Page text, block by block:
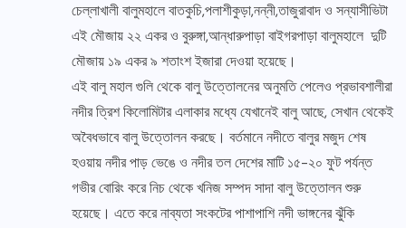
চেল্লাখালী বালুমহালে বাতকুচি,পলাশীকুড়া,নন্নী,তাজুরাবাদ ও সন্যাসীভিটা
এই মৌজায় ২২ একর ও বুরুঙ্গা,আন্ধারুপাড়া বাইগরপাড়া বালুমহালে দুটি
মৌজায় ১৯ একর ৯ শতাংশ ইজারা দেওয়া হয়েছে।
এই বালু মহাল গুলি থেকে বালু উত্তোলনের অনুমতি পেলেও প্রভাবশালীরা
নদীর ত্রিশ কিলোমিটার এলাকার মধ্যে যেখানেই বালু আছে, সেখান থেকেই
অবৈধভাবে বালু উত্তোলন করছে। বর্তমানে নদীতে বালুর মজুদ শেষ
হওয়ায় নদীর পাড় ভেঙে ও নদীর তল দেশের মাটি ১৫-২০ ফুট পর্যন্ত
গভীর বোরিং করে নিচ থেকে খনিজ সম্পদ সাদা বালু উত্তোলন শুরু
হয়েছে। এতে করে নাব্যতা সংকটের পাশাপাশি নদী ভাঙ্গনের ঝুঁকি